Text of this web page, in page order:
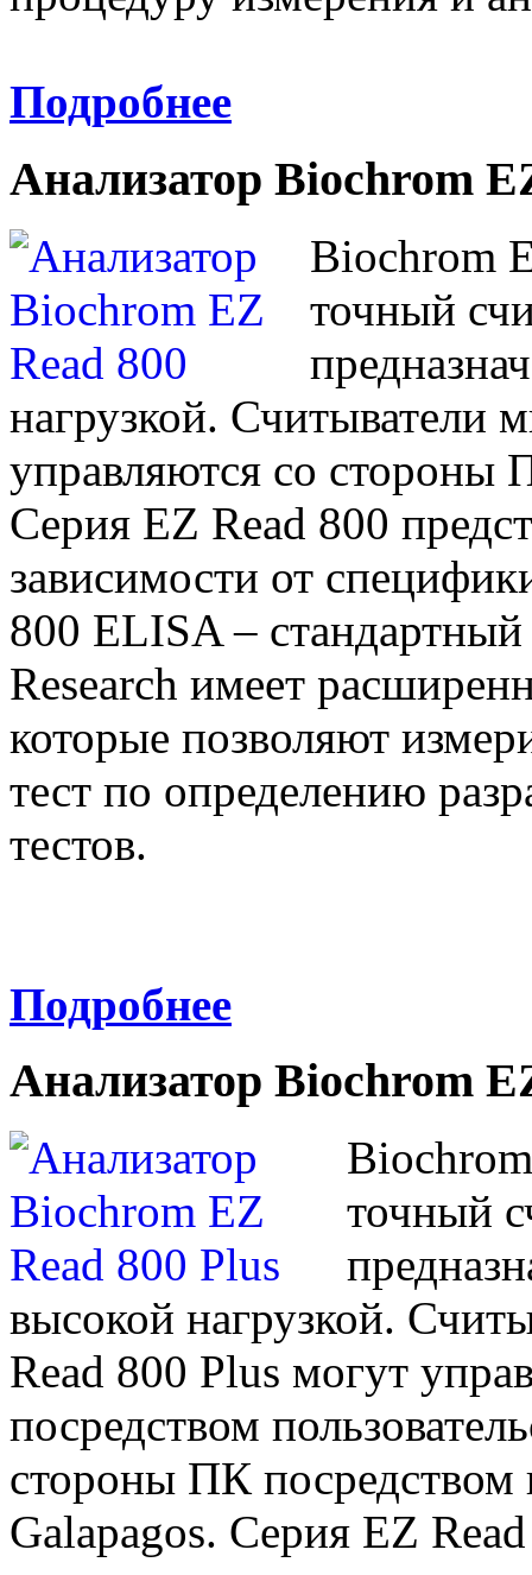
Подробнее
Анализатор Biochrom
Biochrom
точный
нагрузкой. Считыватели
управляются со стороны
Серия EZ Read 800
зависимости от
800 ELISA –
Research имеет
которые позволяют
тест по определению
тестов.
Подробнее
Анализатор Biochrom
точный
высокой нагрузкой.
Read 800 Plus могут
посредством
стороны ПК
Galapagos. Серия EZ